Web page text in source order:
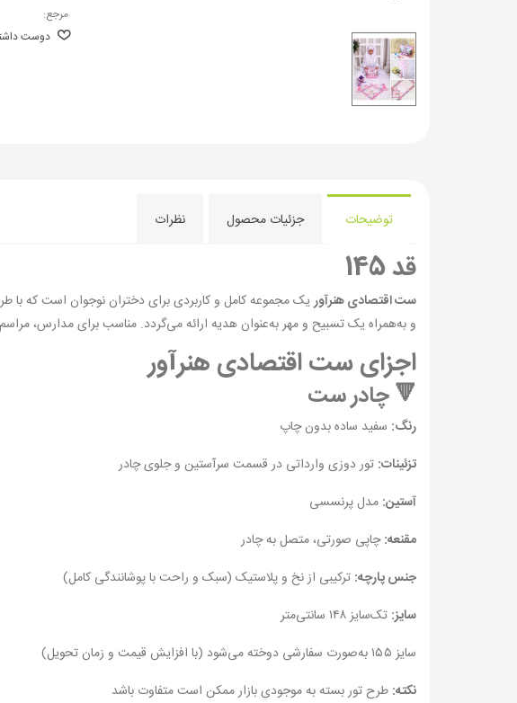
مرجع:
دوست
توضیحات جزئیات محصول نظرات
قد 145
ست اقتصادی هنرآوریک مجموعه کامل و کاربردی برای دختران نوجوان است که
و به‌همراه یک تسبیح و مهر به‌عنوان هدیه ارائه می‌گردد. مناسب برای مدارس،
اجزای ست اقتصادی هنرآور
🔻 چادر ست
رنگ: سفید ساده بدون چاپ
تزئینات: تور دوزی وارداتی در قسمت سرآستین و جلوی چادر
آستین: مدل پرنسسی
مقنعه:چاپی صورتی، متصل به چادر
جنس پارچه: ترکیبی از نخ و پلاستیک (سبک و راحت با پوشانندگی کامل)
سایز: تک‌سایز ۱۴۸ سانتی‌متر
سایز ۱۵۵ به‌صورت سفارشی دوخته می‌شود (با افزایش قیمت و زمان تحویل)
نکته: طرح تور بسته به موجودی بازار ممکن است متفاوت باشد